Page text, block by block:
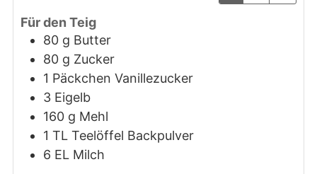
Für den Teig
80 g Butter
80 g Zucker
1 Päckchen Vanillezucker
3 Eigelb
160 g Mehl
1 TL Teelöffel Backpulver
6 EL Milch